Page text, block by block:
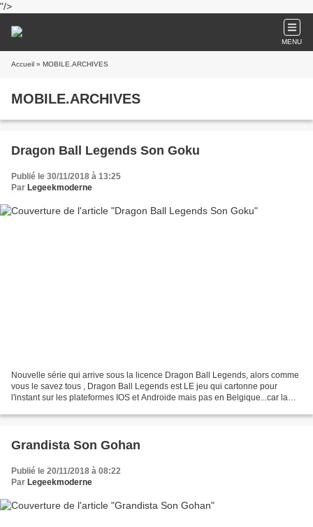
"/>
MENU
Accueil » MOBILE.ARCHIVES
MOBILE.ARCHIVES
Dragon Ball Legends Son Goku
Publié le 30/11/2018 à 13:25
Par Legeekmoderne
Nouvelle série qui arrive sous la licence Dragon Ball Legends, alors comme
vous le savez tous , Dragon Ball Legends est LE jeu qui cartonne pour
l'instant sur les plateformes IOS et Androide mais pas en Belgique...car la
Grandista Son Gohan
Publié le 20/11/2018 à 08:22
Par Legeekmoderne